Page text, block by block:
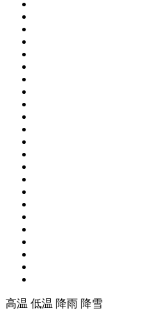
高温 低温 降雨 降雪